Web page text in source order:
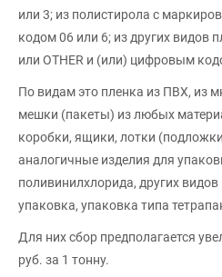
или 3; из полистирола с
кодом 06 или 6; из других видов
или OTHER и (или) цифровым
По видам это пленка из ПВХ, из
мешки (пакеты) из любых
коробки, ящики, лотки
аналогичные изделия для
поливинилхлорида, других
упаковка, упаковка типа
Для них сбор предполагается
руб. за 1 тонну.